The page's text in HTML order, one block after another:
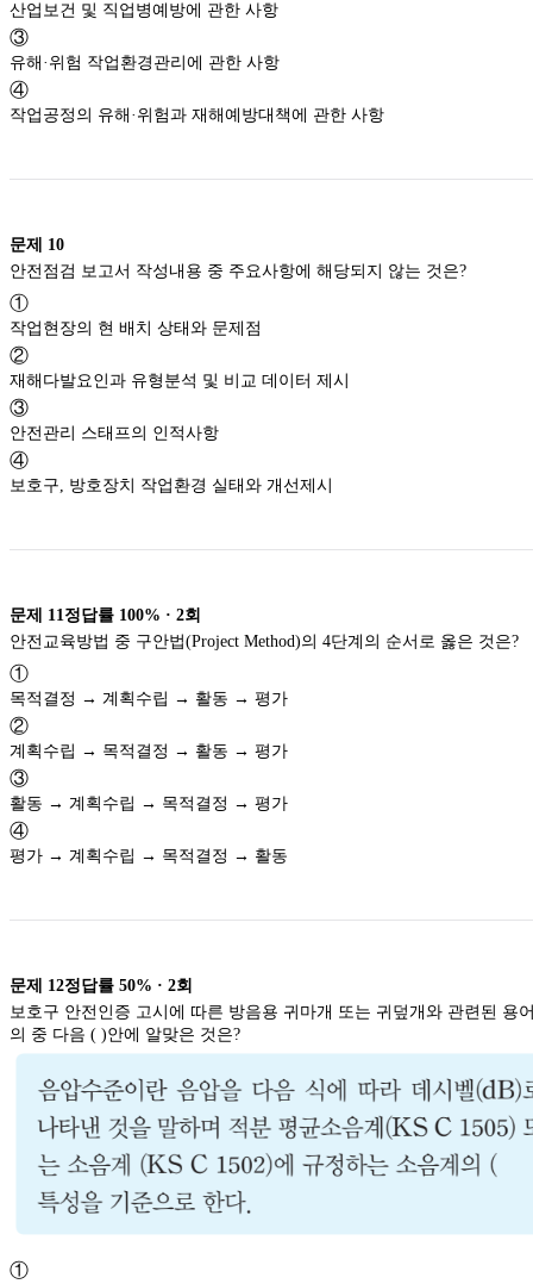
산업보건 및 직업병예방에 관한 사항
③
유해·위험 작업환경관리에 관한 사항
④
작업공정의 유해·위험과 재해예방대책에 관한 사항
문제 10
안전점검 보고서 작성내용 중 주요사항에 해당되지 않는 것은?
①
작업현장의 현 배치 상태와 문제점
②
재해다발요인과 유형분석 및 비교 데이터 제시
③
안전관리 스태프의 인적사항
④
보호구, 방호장치 작업환경 실태와 개선제시
문제 11 정답률 100% · 2회
안전교육방법 중 구안법(Project Method)의 4단계의 순서로 옳은 것은?
①
목적결정 → 계획수립 → 활동 → 평가
②
계획수립 → 목적결정 → 활동 → 평가
③
활동 → 계획수립 → 목적결정 → 평가
④
평가 → 계획수립 → 목적결정 → 활동
문제 12정답률 50% · 2회
보호구 안전인증 고시에 따른 방음용 귀마개 또는 귀덮개와 관련된 용
의 중 다음 ( )안에 알맞은 것은?
①